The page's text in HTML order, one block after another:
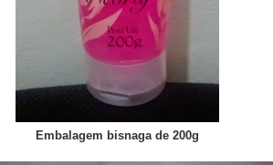
Embalagem bisnaga de 200g